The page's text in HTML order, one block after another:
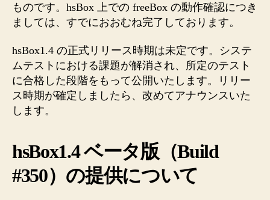
ものです。hsBox 上での freeBox の動作確認につき
ましては、すでにおおむね完了しております。
hsBox1.4 の正式リリース時期は未定です。システ
ムテストにおける課題が解消され、所定のテスト
に合格した段階をもって公開いたします。リリー
ス時期が確定しましたら、改めてアナウンスいた
します。
hsBox1.4 ベータ版（Build
#350）の提供について